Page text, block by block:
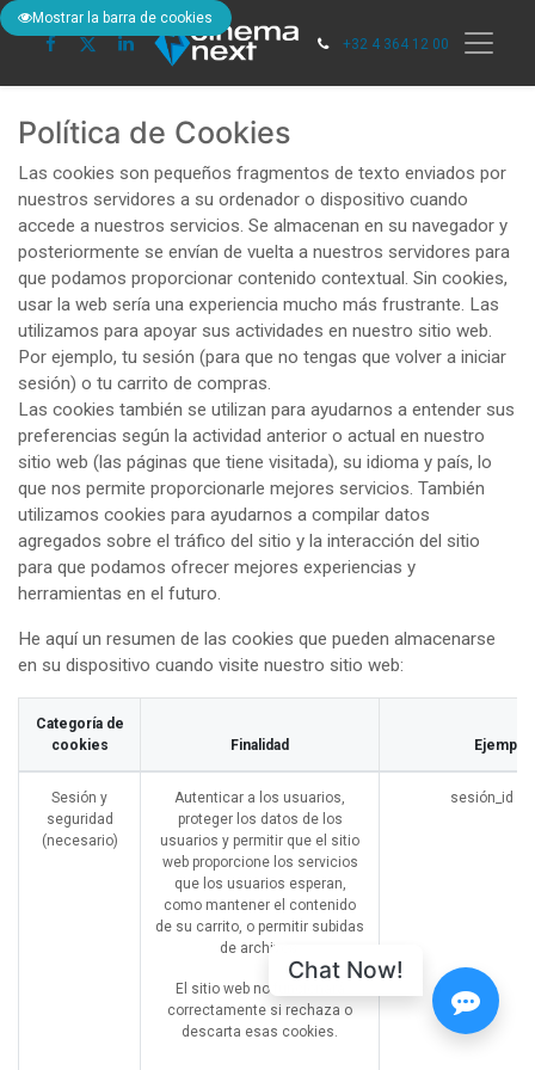
+32 4 364 12 00
Política de Cookies
Las cookies son pequeños fragmentos de texto enviados por
nuestros servidores a su ordenador o dispositivo cuando
accede a nuestros servicios. Se almacenan en su navegador y
posteriormente se envían de vuelta a nuestros servidores para
que podamos proporcionar contenido contextual. Sin cookies,
usar la web sería una experiencia mucho más frustrante. Las
utilizamos para apoyar sus actividades en nuestro sitio web.
Por ejemplo, tu sesión (para que no tengas que volver a iniciar
sesión) o tu carrito de compras.
Las cookies también se utilizan para ayudarnos a entender sus
preferencias según la actividad anterior o actual en nuestro
sitio web (las páginas que tiene visitada), su idioma y país, lo
que nos permite proporcionarle mejores servicios. También
utilizamos cookies para ayudarnos a compilar datos
agregados sobre el tráfico del sitio y la interacción del sitio
para que podamos ofrecer mejores experiencias y
herramientas en el futuro.
He aquí un resumen de las cookies que pueden almacenarse
en su dispositivo cuando visite nuestro sitio web:
Categoría de
cookies
Finalidad
Sesión y
seguridad
(necesario)
Autenticar a los usuarios,
proteger los datos de los
usuarios y permitir que el sitio
web proporcione los servicios
que los usuarios esperan,
como mantener el contenido
de su carrito, o permitir subidas
de archivos.
El sitio web no funcionará
correctamente si rechaza o
descarta esas cookies.
sesión_id
Mostrar la barra de cookies
Chat Now!